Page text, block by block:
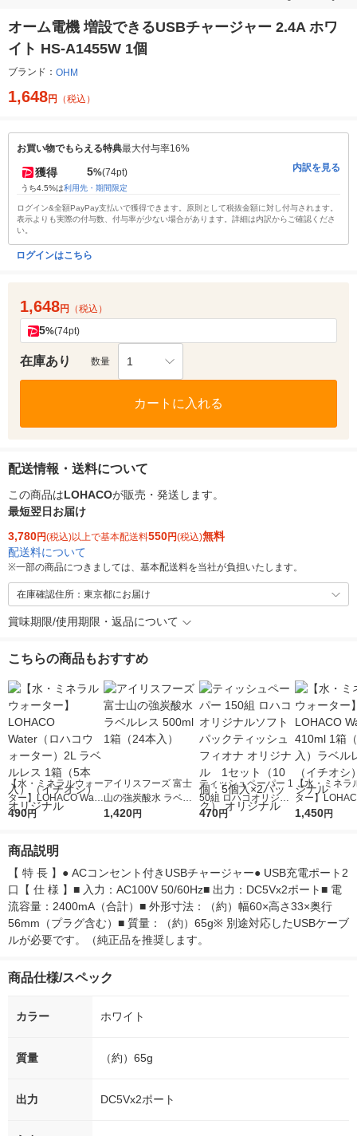
オーム電機 増設できるUSBチャージャー 2.4A ホワ
イト HS-A1455W 1個
ブランド： OHM
1,648円 （税込）
お買い物でもらえる特典最大付与率16%
獲得 5%(74pt)
うち4.5%は利用先・期間限定
内訳を見る
ログイン&全額PayPay支払いで獲得できます。原則として税抜金額に対し付与されます。
表示よりも実際の付与数、付与率が少ない場合があります。詳細は内訳からご確認くださ
い。
ログインはこちら
1,648円 （税込）
5%(74pt)
在庫あり 数量 1
カートに入れる
配送情報・送料について
この商品はLOHACOが販売・発送します。
最短翌日お届け
3,780円(税込)以上で基本配送料550円(税込)無料
配送料について
※一部の商品につきましては、基本配送料を当社が負担いたします。
在庫確認住所：東京都にお届け
賞味期限/使用期限・返品について
こちらの商品もおすすめ
【水・ミネラルウォー
ター】LOHACO Wate
r（ロハコウォータ
シ） オリジナル
490円
アイリスフーズ 富士
山の強炭酸水 ラベル
レス 500ml 1箱（24
1,420円
ティッシュペーパー 1
50組 ロハコオリジナ
ルソフトパックティッ
オリジナル
470円
【水・ミネラ
ター】
r 410ml 1箱（
1,450円
商品説明
【 特 長 】● ACコンセント付きUSBチャージャー● USB充電ポート2
口【 仕 様 】■ 入力：AC100V 50/60Hz■ 出力：DC5Vx2ポート■ 電
流容量：2400mA（合計）■ 外形寸法：（約）幅60×高さ33×奥行
56mm（プラグ含む）■ 質量：（約）65g※ 別途対応したUSBケーブ
ルが必要です。（純正品を推奨します。
商品仕様/スペック
カラー ホワイト
質量 （約）65g
出力 DC5Vx2ポート